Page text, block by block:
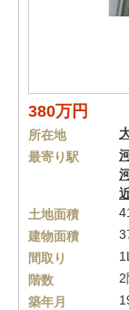
380万円
所在地
最寄り駅
土地面積
建物面積
間取り
階数
2
築年月